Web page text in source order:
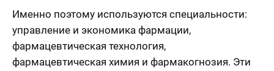
Именно поэтому используются специальности:
управление и экономика фармации,
фармацевтическая технология,
фармацевтическая химия и фармакогнозия. Эти